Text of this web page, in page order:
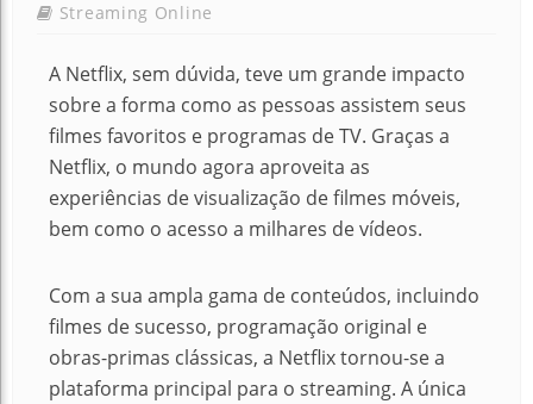
Streaming Online
A Netflix, sem dúvida, teve um grande impacto
sobre a forma como as pessoas assistem seus
filmes favoritos e programas de TV. Graças a
Netflix, o mundo agora aproveita as
experiências de visualização de filmes móveis,
bem como o acesso a milhares de vídeos.
Com a sua ampla gama de conteúdos, incluindo
filmes de sucesso, programação original e
obras-primas clássicas, a Netflix tornou-se a
plataforma principal para o streaming. A única